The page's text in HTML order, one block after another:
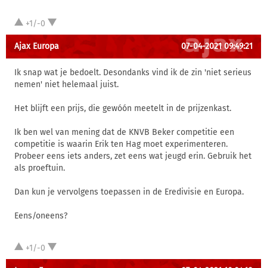
+1/-0
Ajax Europa 07-04-2021 09:49:21
Ik snap wat je bedoelt. Desondanks vind ik de zin 'niet serieus
nemen' niet helemaal juist.
Het blijft een prijs, die gewóón meetelt in de prijzenkast.
Ik ben wel van mening dat de KNVB Beker competitie een
competitie is waarin Erik ten Hag moet experimenteren.
Probeer eens iets anders, zet eens wat jeugd erin. Gebruik het
als proeftuin.
Dan kun je vervolgens toepassen in de Eredivisie en Europa.
Eens/oneens?
+1/-0